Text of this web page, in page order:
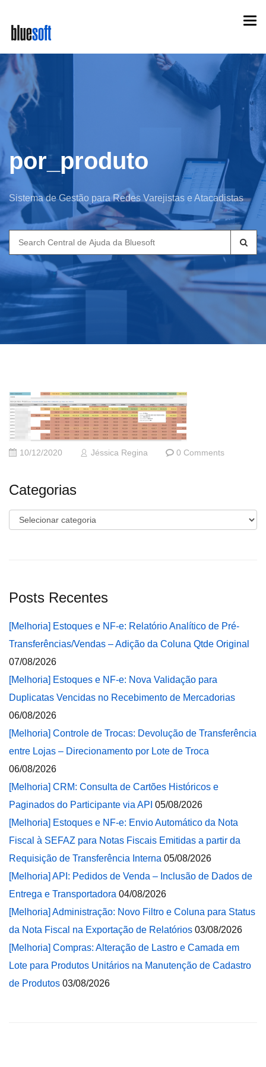
main
content
por_produto
Sistema de Gestão para Redes Varejistas e Atacadistas
Search
for:
10/12/2020 Jéssica Regina 0 Comments
Categorias
Categorias
Posts Recentes
[Melhoria] Estoques e NF-e: Relatório Analítico de Pré-
Transferências/Vendas – Adição da Coluna Qtde Original
07/08/2026
[Melhoria] Estoques e NF-e: Nova Validação para
Duplicatas Vencidas no Recebimento de Mercadorias
06/08/2026
[Melhoria] Controle de Trocas: Devolução de Transferência
entre Lojas – Direcionamento por Lote de Troca
06/08/2026
[Melhoria] CRM: Consulta de Cartões Históricos e
Paginados do Participante via API 05/08/2026
[Melhoria] Estoques e NF-e: Envio Automático da Nota
Fiscal à SEFAZ para Notas Fiscais Emitidas a partir da
Requisição de Transferência Interna 05/08/2026
[Melhoria] API: Pedidos de Venda – Inclusão de Dados de
Entrega e Transportadora 04/08/2026
[Melhoria] Administração: Novo Filtro e Coluna para Status
da Nota Fiscal na Exportação de Relatórios 03/08/2026
[Melhoria] Compras: Alteração de Lastro e Camada em
Lote para Produtos Unitários na Manutenção de Cadastro
de Produtos 03/08/2026